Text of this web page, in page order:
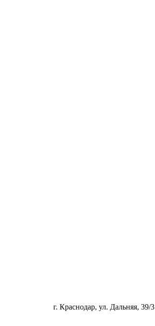
г. Краснодар, ул. Дальняя, 39/3